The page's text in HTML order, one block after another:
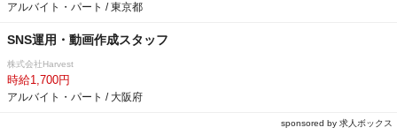
アルバイト・パート / 東京都
SNS運用・動画作成スタッフ
株式会社Harvest
時給1,700円
アルバイト・パート / 大阪府
sponsored by 求人ボックス